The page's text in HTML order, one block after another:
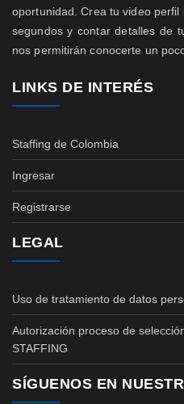
oportunidad. Crea tu video
segundos y contar detalles de
nos permitirán conocerte un
LINKS DE INTERÉS
Staffing de Colombia
Ingresar
Registrarse
LEGAL
Uso de tratamiento de datos
Autorización proceso de
STAFFING
SÍGUENOS EN